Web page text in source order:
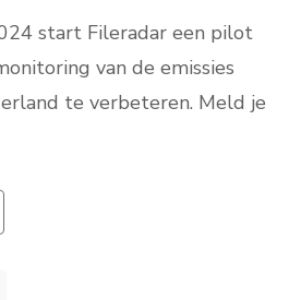
start Fileradar een pilot
van de emissies
te verbeteren. Meld je